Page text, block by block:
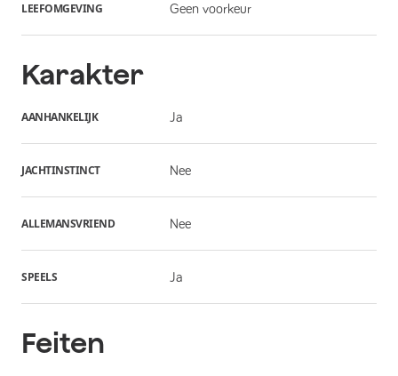
LEEFOMGEVING Geen voorkeur
Karakter
AANHANKELIJK Ja
JACHTINSTINCT Nee
ALLEMANSVRIEND Nee
SPEELS Ja
Feiten